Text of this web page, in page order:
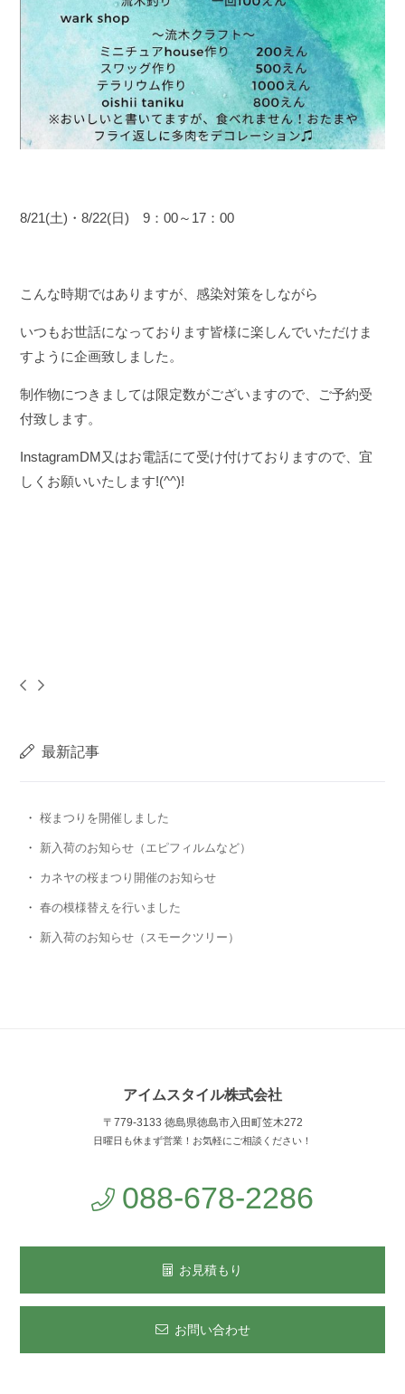
8/21(土)・8/22(日) 9：00～17：00
こんな時期ではありますが、感染対策をしながら
いつもお世話になっております皆様に楽しんでいただけま
すように企画致しました。
制作物につきましては限定数がございますので、ご予約受
付致します。
InstagramDM又はお電話にて受け付けておりますので、宜
しくお願いいたします!(^^)!
最新記事
桜まつりを開催しました
新入荷のお知らせ（エピフィルムなど）
カネヤの桜まつり開催のお知らせ
春の模様替えを行いました
新入荷のお知らせ（スモークツリー）
アイムスタイル株式会社
〒779-3133 徳島県徳島市入田町笠木272
日曜日も休まず営業！お気軽にご相談ください！
088-678-2286
お見積もり
お問い合わせ